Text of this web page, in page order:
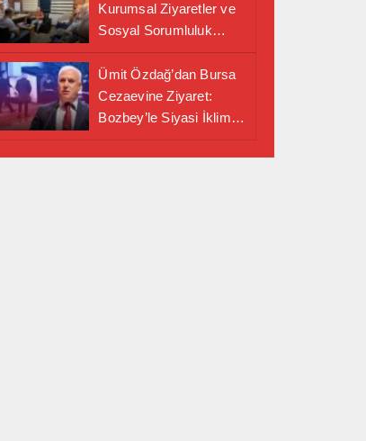
Kurumsal Ziyaretler ve
Sosyal Sorumluluk
Alanında Önemli İş
Birliği Adımı
Ümit Özdağ’dan Bursa
Cezaevine Ziyaret:
Bozbey’le Siyasi İklim